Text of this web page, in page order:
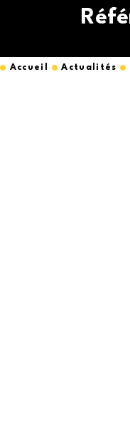
Accueil Actualités